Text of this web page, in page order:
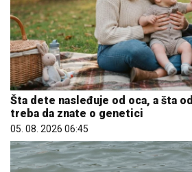
Šta dete nasleđuje od oca, a šta
treba da znate o genetici
05. 08. 2026 06:45